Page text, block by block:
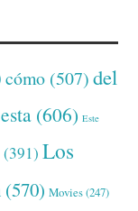
cómo (507) del
esta (606) Este
(391) Los
(570) Movies(247)